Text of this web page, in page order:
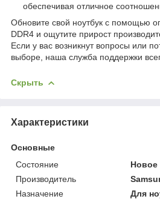
обеспечивая отличное
Обновите свой ноутбук с помощью
DDR4 и ощутите прирост
Если у вас возникнут вопросы или
выборе, наша служба поддержки
Скрыть
Характеристики
Основные
Состояние
Новое
Производитель
Назначение
Для